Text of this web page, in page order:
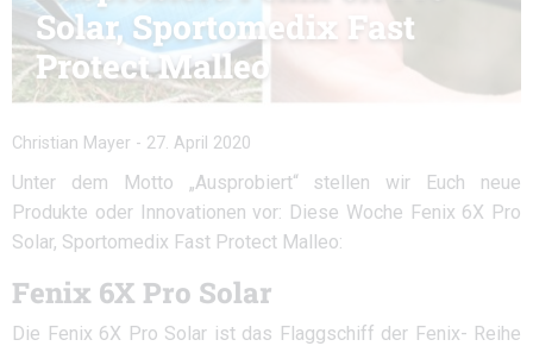
Solar, Sportomedix Fast
Protect Malleo
Christian Mayer - 27. April 2020
Unter dem Motto „Ausprobiert“ stellen wir Euch neue
Produkte oder Innovationen vor: Diese Woche Fenix 6X Pro
Solar, Sportomedix Fast Protect Malleo:
Fenix 6X Pro Solar
Die Fenix 6X Pro Solar ist das Flaggschiff der Fenix- Reihe